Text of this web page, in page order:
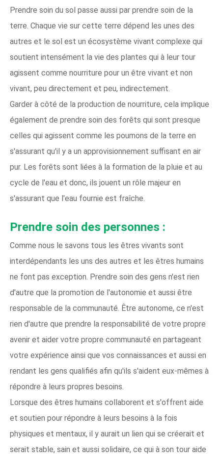
Prendre soin du sol passe aussi par prendre soin de la
terre. Chaque vie sur cette terre dépend les unes des
autres et le sol est un écosystème vivant complexe qui
soutient intensément la vie des plantes qui à leur tour
agissent comme nourriture pour un être vivant et non
vivant, peu directement et peu, indirectement.
Garder à côté de la production de nourriture, cela implique
également de prendre soin des forêts qui sont presque
celles qui agissent comme les poumons de la terre en
s'assurant qu'il y a un approvisionnement suffisant en air
pur. Les forêts sont liées à la formation de la pluie et au
cycle de l'eau et donc, ils jouent un rôle majeur en
s'assurant que l'eau fournie est fraîche.
Prendre soin des personnes :
Comme nous le savons tous les êtres vivants sont
interdépendants les uns des autres et les êtres humains
ne font pas exception. Prendre soin des gens n'est rien
d'autre que la promotion de l'autonomie et aussi être
responsable de la communauté. Être autonome, ce n'est
rien d'autre que prendre la responsabilité de votre propre
avenir et aider votre propre communauté en partageant
votre expérience ainsi que vos connaissances et aussi en
rendant les gens qualifiés afin qu'ils s'aident eux-mêmes à
répondre à leurs propres besoins.
Lorsque des êtres humains collaborent et s'offrent aide
et soutien pour répondre à leurs besoins à la fois
physiques et mentaux, il y aurait un lien qui se créerait et
serait stable, sain et aussi solidaire, ce qui à son tour aide